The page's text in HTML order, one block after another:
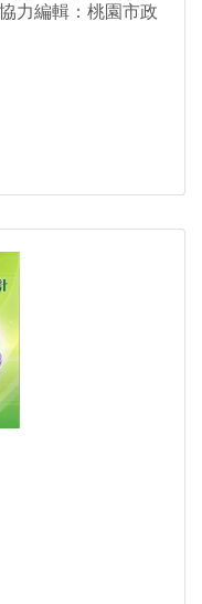
力編輯：桃園市政
政府原住民族行政